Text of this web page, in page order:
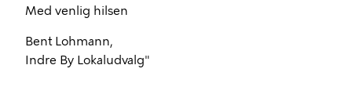
Med venlig hilsen
Bent Lohmann,
Indre By Lokaludvalg"